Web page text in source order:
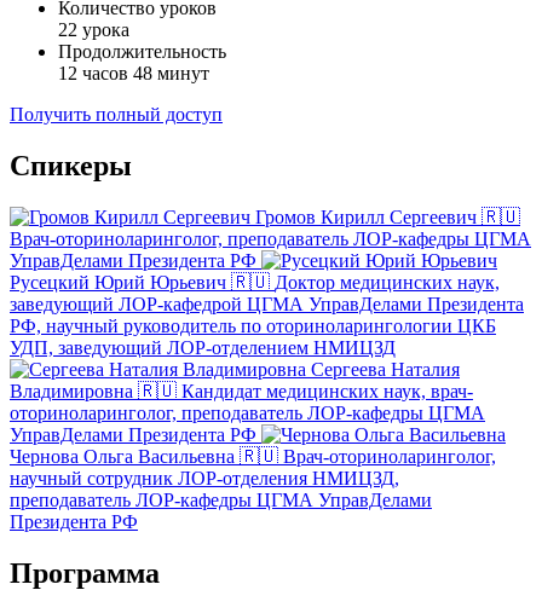
Количество уроков
22 урока
Продолжительность
12 часов 48 минут
Получить полный доступ
Спикеры
Громов Кирилл Сергеевич 🇷🇺
Врач-оториноларинголог, преподаватель ЛОР-кафедры ЦГМА
УправДелами Президента РФ
Русецкий Юрий Юрьевич 🇷🇺 Доктор медицинских наук,
заведующий ЛОР-кафедрой ЦГМА УправДелами Президента
РФ, научный руководитель по оториноларингологии ЦКБ
УДП, заведующий ЛОР-отделением НМИЦЗД
Сергеева Наталия
Владимировна 🇷🇺 Кандидат медицинских наук, врач-
оториноларинголог, преподаватель ЛОР-кафедры ЦГМА
УправДелами Президента РФ
Чернова Ольга Васильевна 🇷🇺 Врач-оториноларинголог,
научный сотрудник ЛОР-отделения НМИЦЗД,
преподаватель ЛОР-кафедры ЦГМА УправДелами
Президента РФ
Программа